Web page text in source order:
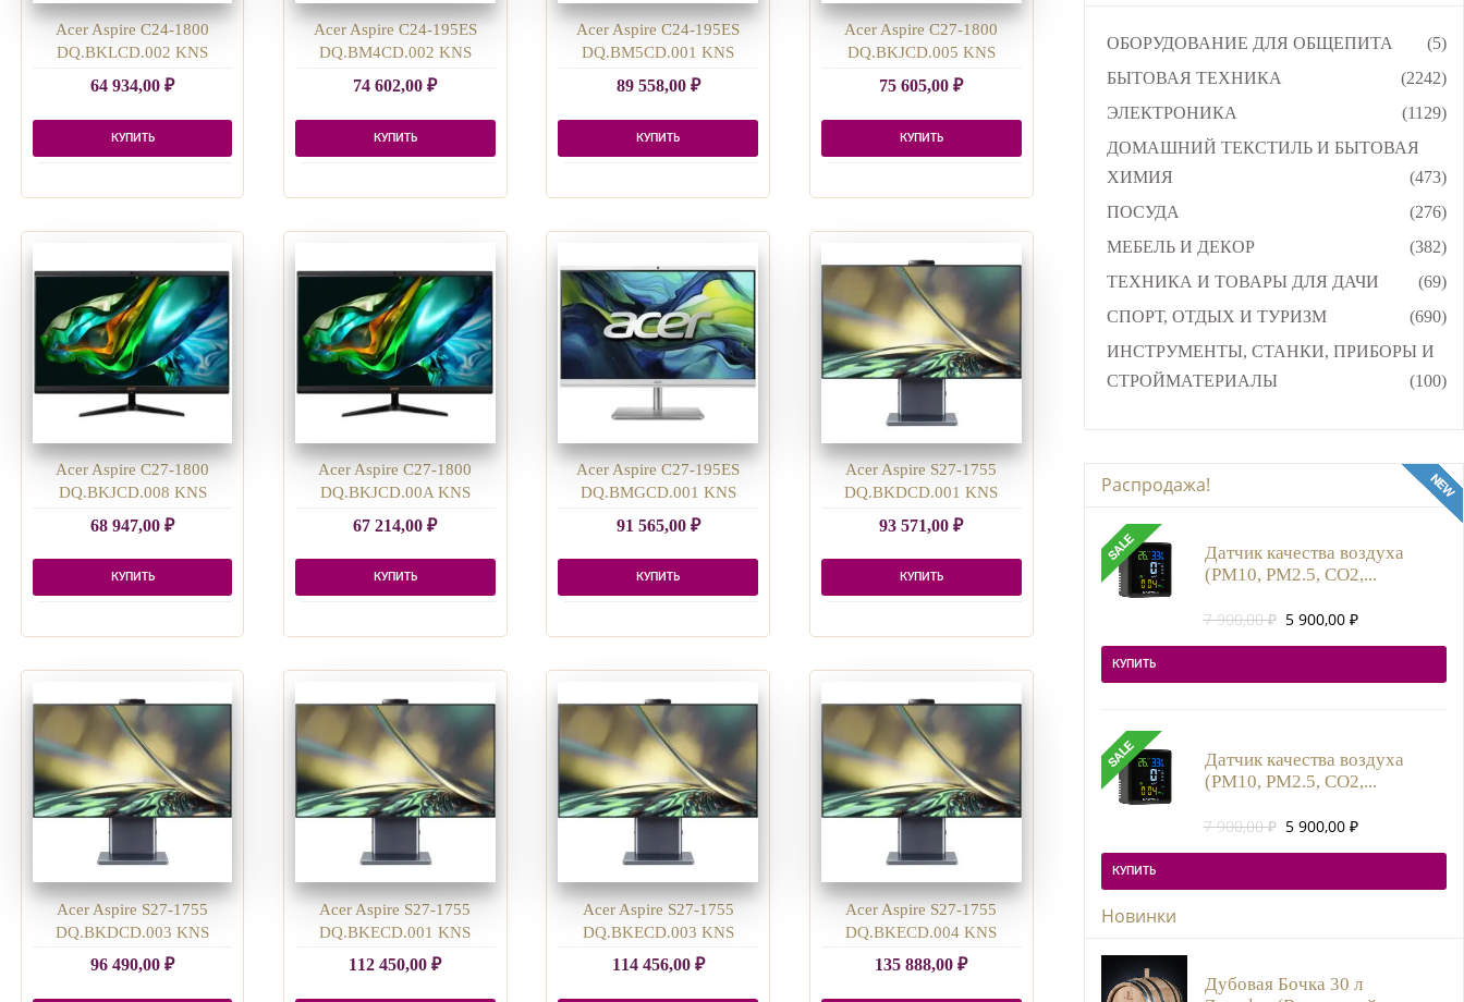
Acer Aspire C24-1800
DQ.BKLCD.002 KNS
64 934,00₽
КУПИТЬ
Acer Aspire C24-195ES
DQ.BM4CD.002 KNS
74 602,00₽
КУПИТЬ
Acer Aspire C24-195ES
DQ.BM5CD.001 KNS
89 558,00 ₽
КУПИТЬ
Acer Aspire C27-1800
DQ.BKJCD.005 KNS
75 605,00₽
КУПИТЬ
Acer Aspire C27-1800
DQ.BKJCD.008 KNS
68 947,00₽
КУПИТЬ
Acer Aspire C27-1800
DQ.BKJCD.00A KNS
67 214,00₽
КУПИТЬ
Acer Aspire C27-195ES
DQ.BMGCD.001 KNS
91 565,00 ₽
КУПИТЬ
Acer Aspire S27-1755
DQ.BKDCD.001 KNS
93 571,00₽
КУПИТЬ
Acer Aspire S27-1755
DQ.BKDCD.003 KNS
96 490,00₽
Acer Aspire S27-1755
DQ.BKECD.001 KNS
112 450,00₽
Acer Aspire S27-1755
DQ.BKECD.003 KNS
114 456,00 ₽
Acer Aspire S27-1755
DQ.BKECD.004 KNS
135 888,00₽
ОБОРУДОВАНИЕ ДЛЯ ОБЩЕПИТА
(5)
БЫТОВАЯ ТЕХНИКА
(2242)
ЭЛЕКТРОНИКА
(1129)
ДОМАШНИЙ ТЕКСТИЛЬ И БЫТОВАЯ
ХИМИЯ
(473)
ПОСУДА
(276)
МЕБЕЛЬ И ДЕКОР
(382)
ТЕХНИКА И ТОВАРЫ ДЛЯ ДАЧИ
(69)
СПОРТ, ОТДЫХ И ТУРИЗМ
(690)
ИНСТРУМЕНТЫ, СТАНКИ, ПРИБОРЫ И
СТРОЙМАТЕРИАЛЫ
(100)
Распродажа!
Датчик качества воздуха
(PM10, PM2.5, CO2,...
7 900,00₽ Первоначальная
7
5 900,00 ₽
900,00 ₽.
КУПИТЬ
Датчик качества воздуха
(PM10, PM2.5, CO2,...
7 900,00₽ Первоначальная
7
5 900,00 ₽
900,00 ₽.
КУПИТЬ
Новинки
Дубовая Бочка 30 л